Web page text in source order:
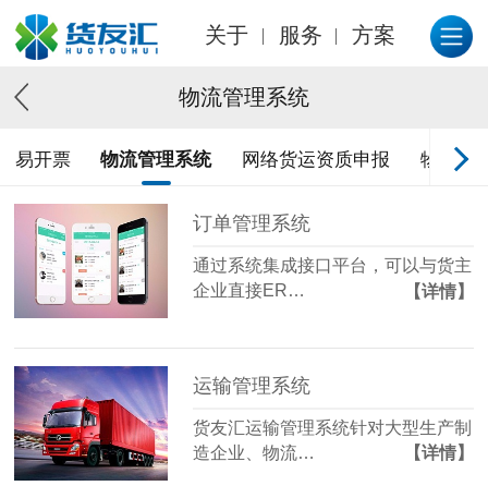
关于 服务 方案
物流管理系统
易开票 物流管理系统 网络货运资质申报 物流金
订单管理系统
通过系统集成接口平台，可以与货主
企业直接ER…
【详情】
运输管理系统
货友汇运输管理系统针对大型生产制
造企业、物流…
【详情】